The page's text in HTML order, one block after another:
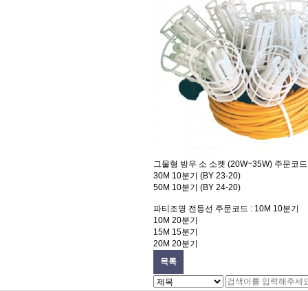
그물형 방우 소 소켓 (20W~35W) 주문코
30M 10분기 (BY 23-20)
50M 10분기 (BY 24-20)
파티조명 전등선 주문코드 : 10M 10분기
10M 20분기
15M 15분기
20M 20분기
목록